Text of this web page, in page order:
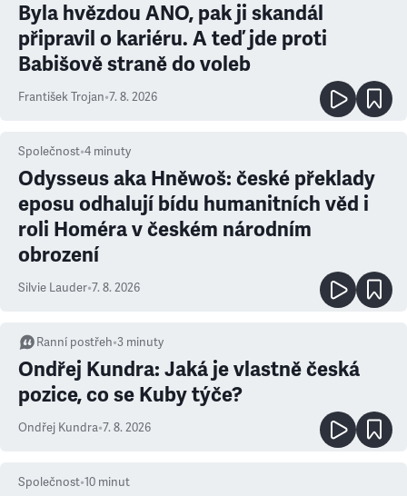
Byla hvězdou ANO, pak ji skandál
připravil o kariéru. A teď jde proti
Babišově straně do voleb
František Trojan•7. 8. 2026
Společnost•4 minuty
Odysseus aka Hněwoš: české překlady
eposu odhalují bídu humanitních věd i
roli Homéra v českém národním
obrození
Silvie Lauder•7. 8. 2026
Ranní postřeh•3 minuty
Ondřej Kundra: Jaká je vlastně česká
pozice, co se Kuby týče?
Ondřej Kundra•7. 8. 2026
Společnost•10 minut